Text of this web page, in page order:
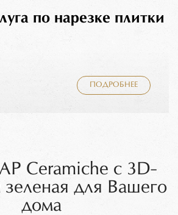
по нарезке плитки
ПОДРОБНЕЕ
Ceramiche с 3D-
для Вашего
дома